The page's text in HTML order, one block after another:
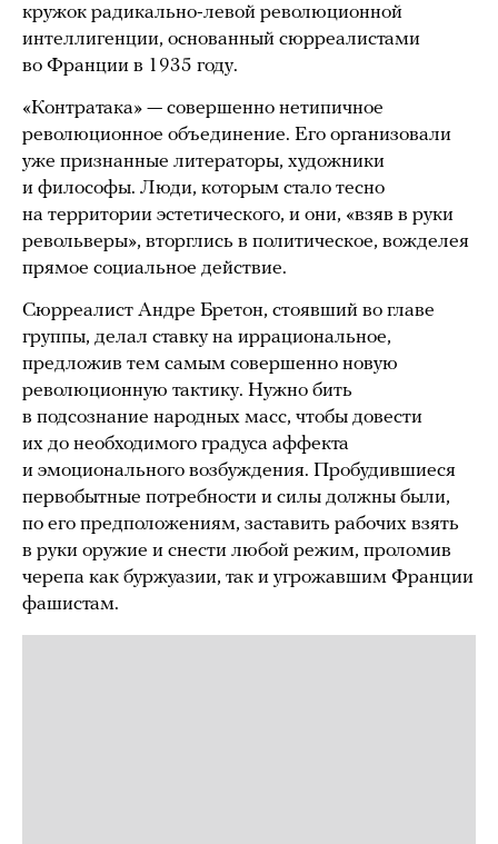
кружок радикально-левой революционной
интеллигенции, основанный сюрреалистами
во Франции в 1935 году.
«Контратака» — совершенно нетипичное
революционное объединение. Его организовали
уже признанные литераторы, художники
и философы. Люди, которым стало тесно
на территории эстетического, и они, «взяв в руки
револьверы», вторглись в политическое, вожделея
прямое социальное действие.
Сюрреалист Андре Бретон, стоявший во главе
группы, делал ставку на иррациональное,
предложив тем самым совершенно новую
революционную тактику. Нужно бить
в подсознание народных масс, чтобы довести
их до необходимого градуса аффекта
и эмоционального возбуждения. Пробудившиеся
первобытные потребности и силы должны были,
по его предположениям, заставить рабочих взять
в руки оружие и снести любой режим, проломив
черепа как буржуазии, так и угрожавшим Франции
фашистам.